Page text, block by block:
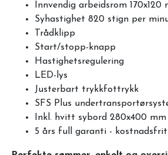
Innvendig arbeidsrom 170x120
Syhastighet 820 stign per
Trådklipp
Start/stopp-knapp
Hastighetsregulering
LED-lys
Justerbart trykkfottrykk
SFS Plus
Inkl. hvitt sybord 280x400 mm
5 års full garanti -